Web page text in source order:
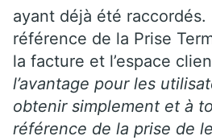
ayant déjà été raccordés.
référence de la Prise
la facture et l’espace
l’avantage pour les
obtenir simplement et à
référence de la prise de